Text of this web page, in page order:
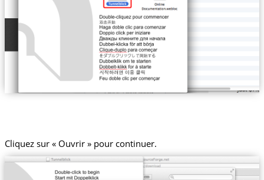
Cliquez sur « Ouvrir » pour continuer.